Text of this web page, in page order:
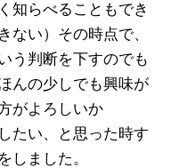
知らべることもでき
ない）その時点で、
う判断を下すのでも
んの少しでも興味が
がよろしいか
たい、と思った時す
しました。